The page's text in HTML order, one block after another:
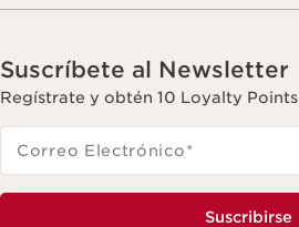
Suscríbete al Newsletter
Regístrate y obtén 10 Loyalty Points
Correo Electrónico*
Suscribirse